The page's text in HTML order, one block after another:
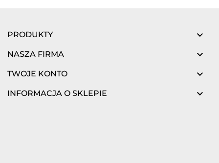
PRODUKTY 
NASZA FIRMA 
TWOJE KONTO 
INFORMACJA O SKLEPIE 